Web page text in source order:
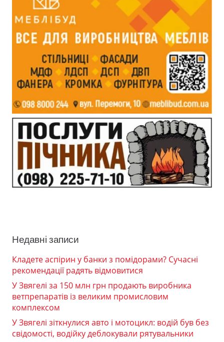
Недавні записи
Кладете аспірин у банки з помідорами? Сучасні
рекомендації радять відмовитися
У Звягелі за 150 млн грн продають виробника
ветпрепаратів із великим промисловим
комплексом
У Звягелі зіткнулися авто і мотоцикл: водій був без
свідомості, водійку деблокували рятувальники